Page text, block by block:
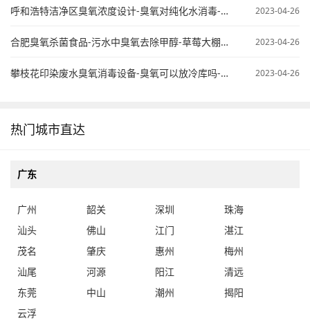
呼和浩特洁净区臭氧浓度设计-臭氧对纯化水消毒-臭氧纯水杀菌 2023-04-26
合肥臭氧杀菌食品-污水中臭氧去除甲醇-草莓大棚臭氧使用 2023-04-26
攀枝花印染废水臭氧消毒设备-臭氧可以放冷库吗-桶装水臭氧处理 2023-04-26
热门城市直达
广东
广州 韶关 深圳
珠海
汕头
佛山 江门
湛江
茂名
肇庆 惠州
梅州
汕尾
河源 阳江
清远
东莞
中山 潮州
揭阳
云浮